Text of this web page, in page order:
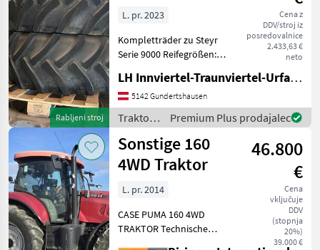
Rabljeni stroj
Cena z
DDV/stroj iz
posredovalnice
2.433,63 €
neto
L. pr. 2023
Kompletträder zu Steyr
Serie 9000 Reifegrößen:
34 hinten Traktor Drugi
traktor
LH Innviertel-Traunviertel-Urfahr eGen, Gundertshausen
5142 Gundertshausen
Traktor /
Sonstige
Premium Plus prodajalec
Sonstige 160
4WD Traktor
46.800
€
Cena
vključuje
DDV
(stopnja
20%)
39.000 €
L. pr. 2014
CASE PUMA 160 4WD
TRAKTOR Technische